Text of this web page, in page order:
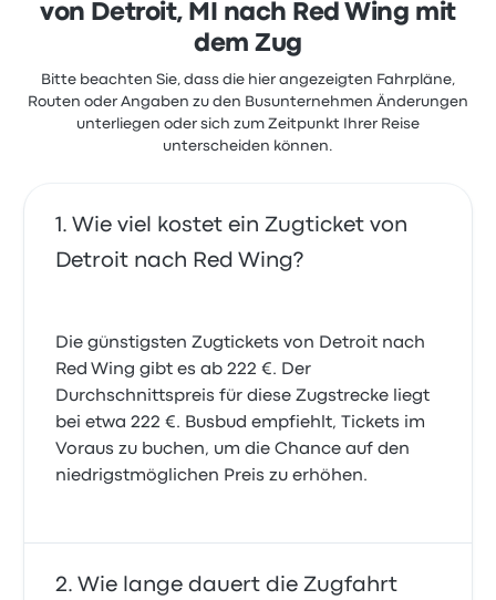
von Detroit, MI nach Red Wing mit
dem Zug
Bitte beachten Sie, dass die hier angezeigten Fahrpläne,
Routen oder Angaben zu den Busunternehmen Änderungen
unterliegen oder sich zum Zeitpunkt Ihrer Reise
unterscheiden können.
Wie viel kostet ein Zugticket von
Detroit nach Red Wing?
Die günstigsten Zugtickets von Detroit nach
Red Wing gibt es ab 222 €. Der
Durchschnittspreis für diese Zugstrecke liegt
bei etwa 222 €. Busbud empfiehlt, Tickets im
Voraus zu buchen, um die Chance auf den
niedrigstmöglichen Preis zu erhöhen.
Wie lange dauert die Zugfahrt